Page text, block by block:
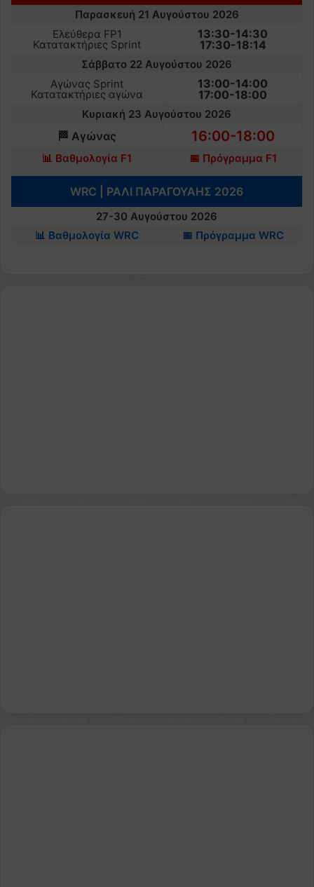
Παρασκευή 21 Αυγούστου 2026
Ελεύθερα FP1
Κατατακτήριες Sprint
13:30-14:30
17:30-18:14
Σάββατο 22 Αυγούστου 2026
Αγώνας Sprint
Κατατακτήριες αγώνα
13:00-14:00
17:00-18:00
Κυριακή 23 Αυγούστου 2026
🏁 Αγώνας 16:00-18:00
📊 Βαθμολογία F1 📅 Πρόγραμμα F1
WRC | ΡΑΛΙ ΠΑΡΑΓΟΥΑΗΣ 2026
27-30 Αυγούστου 2026
📊 Βαθμολογία WRC
📅 Πρόγραμμα WRC